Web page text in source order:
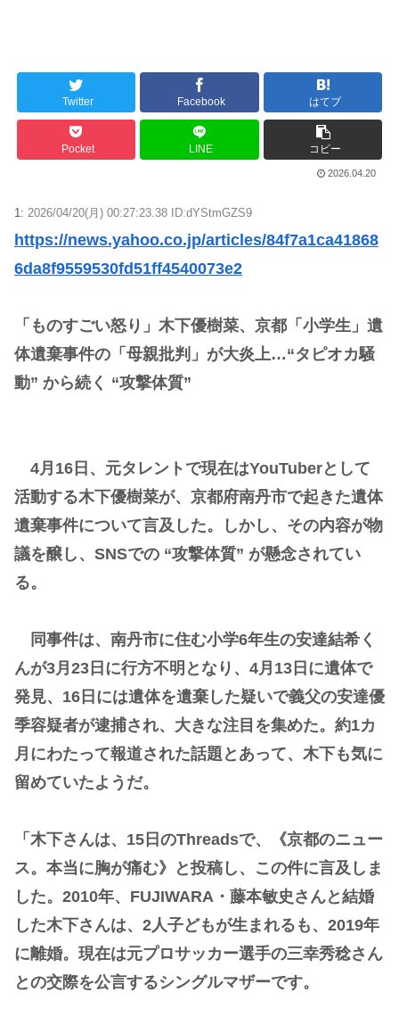
Twitter Facebook はてブ
Pocket LINE コピー
2026.04.20
1: 2026/04/20(月) 00:27:23.38 ID:dYStmGZS9
https://news.yahoo.co.jp/articles/84f7a1ca41868
6da8f9559530fd51ff4540073e2
「ものすごい怒り」木下優樹菜、京都「小学生」遺
体遺棄事件の「母親批判」が大炎上…“タピオカ騒
動” から続く “攻撃体質”
4月16日、元タレントで現在はYouTuberとして
活動する木下優樹菜が、京都府南丹市で起きた遺体
遺棄事件について言及した。しかし、その内容が物
議を醸し、SNSでの “攻撃体質” が懸念されてい
る。
同事件は、南丹市に住む小学6年生の安達結希く
んが3月23日に行方不明となり、4月13日に遺体で
発見、16日には遺体を遺棄した疑いで義父の安達優
季容疑者が逮捕され、大きな注目を集めた。約1カ
月にわたって報道された話題とあって、木下も気に
留めていたようだ。
「木下さんは、15日のThreadsで、《京都のニュー
ス。本当に胸が痛む》と投稿し、この件に言及しま
した。2010年、FUJIWARA・藤本敏史さんと結婚
した木下さんは、2人子どもが生まれるも、2019年
に離婚。現在は元プロサッカー選手の三幸秀稔さん
との交際を公言するシングルマザーです。